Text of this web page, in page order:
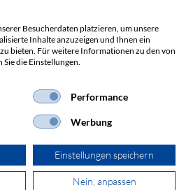
Impressum
AGB
Versandkosten
AG. Alle Rechte vorbehalten.
Besucherdaten platzieren, um unsere
Inhalte anzuzeigen und Ihnen ein
bieten. Für weitere Informationen zu den von
die Einstellungen.
Performance
Werbung
Einstellungen speichern
Nein, anpassen